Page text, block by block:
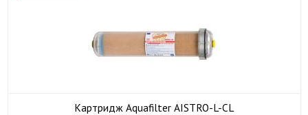
Картридж Aquafilter AISTRO-L-CL